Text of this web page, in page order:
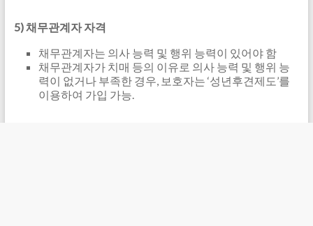
5) 채무관계자 자격
채무관계자는 의사 능력 및 행위 능력이 있어야 함
채무관계자가 치매 등의 이유로 의사 능력 및 행위 능
력이 없거나 부족한 경우, 보호자는 ‘성년후견제도’를
이용하여 가입 가능.